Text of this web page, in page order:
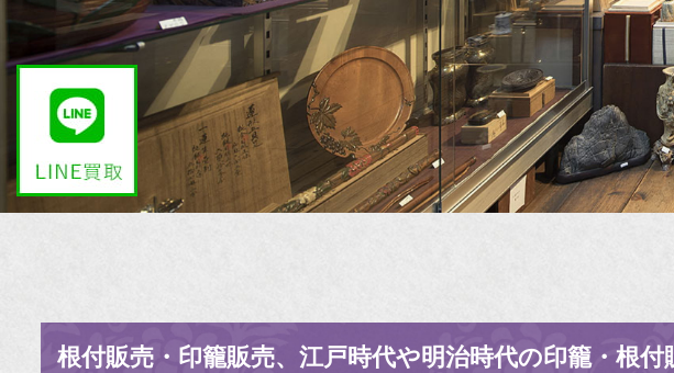
根付販売・印籠販売、江戸時代や明治時代の印籠・根付